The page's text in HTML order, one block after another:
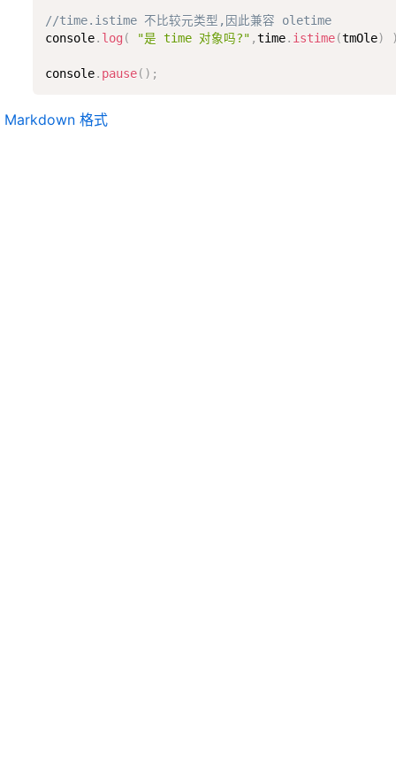
//time.istime 不比较元类型,因此兼容 oletime
console. log ( "是 time 对象吗?" ,time. istime(tmOle)
console. pause( ) ;
Markdown 格式